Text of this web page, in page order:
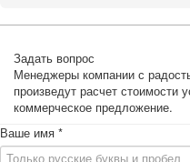
Задать вопрос
Менеджеры компании с
произведут расчет стоимости
коммерческое предложение.
Ваше имя *